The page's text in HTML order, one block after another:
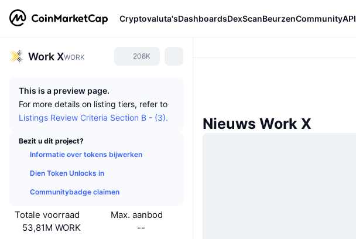
Cryptovaluta'sDashboardsDexScanBeurzenCommunityAPI
Work XWORK 208K
This is a preview page.
For more details on listing tiers, refer to
Listings Review Criteria Section B - (3).
Bezit u dit project?
Informatie over tokens bijwerken
Dien Token Unlocks in
Communitybadge claimen
Totale voorraad
53,81M WORK
Max. aanbod
--
Nieuws Work X